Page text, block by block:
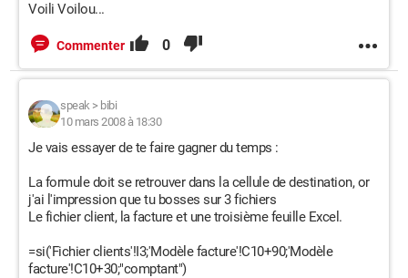
Voili Voilou...
Commenter 0
speak> bibi
10 mars 2008 à 18:30
Je vais essayer de te faire gagner du temps :
La formule doit se retrouver dans la cellule de destination, or
j'ai l'impression que tu bosses sur 3 fichiers
Le fichier client, la facture et une troisième feuille Excel.
=si('Fichier clients'!I3;'Modèle facture'!C10+90;'Modèle
facture'!C10+30;"comptant")